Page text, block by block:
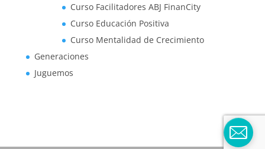
Curso Facilitadores ABJ FinanCity
Curso Educación Positiva
Curso Mentalidad de Crecimiento
Generaciones
Juguemos